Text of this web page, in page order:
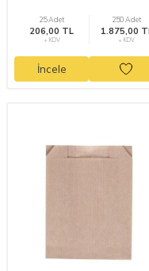
25 Adet
206,00 TL
+ KDV
250 Adet
1.875,00
+ KDV
İncele